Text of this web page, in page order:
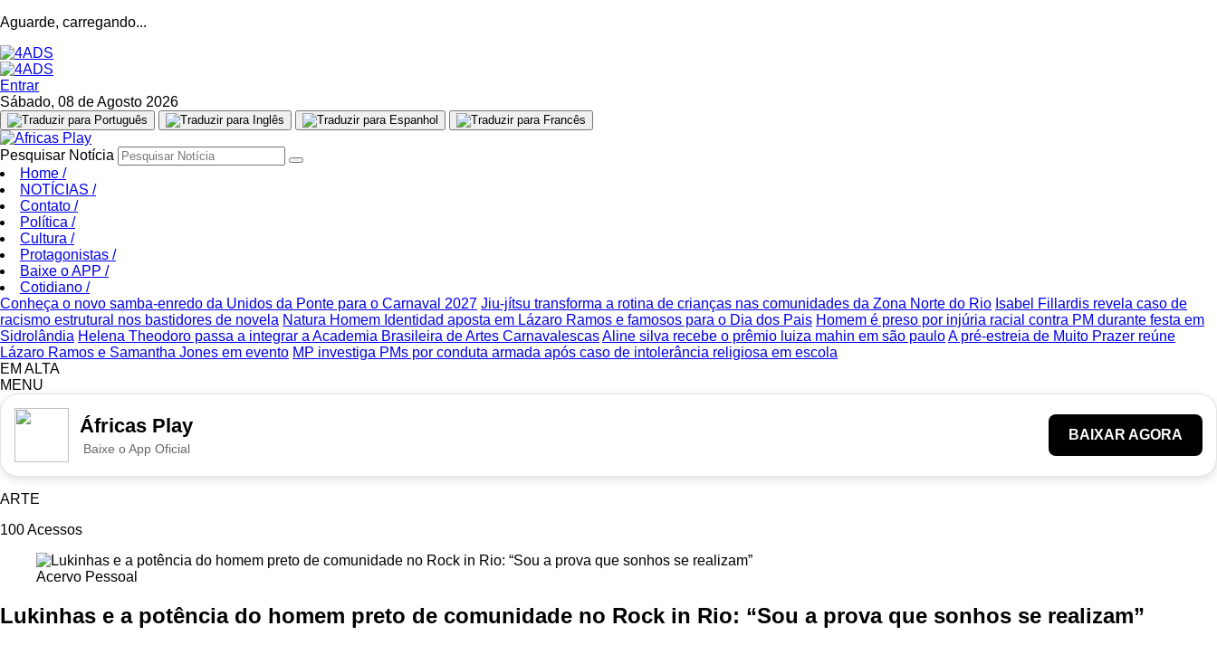
Aguarde, carregando...
Entrar
Sábado, 08 de Agosto 2026
Pesquisar Notícia
Home /
NOTÍCIAS /
Contato /
Política /
Cultura /
Protagonistas /
Baixe o APP /
Cotidiano /
Conheça o novo samba-enredo da Unidos da Ponte para o Carnaval 2027 Jiu-jítsu transforma a rotina de crianças nas comunidades da Zona Norte do Rio Isabel Fillardis revela caso de
racismo estrutural nos bastidores de novela Natura Homem Identidad aposta em Lázaro Ramos e famosos para o Dia dos Pais Homem é preso por injúria racial contra PM durante festa em
Sidrolândia Helena Theodoro passa a integrar a Academia Brasileira de Artes CarnavalescasAline silva recebe o prêmio luiza mahin em são pauloA pré-estreia de Muito Prazer reúne
Lázaro Ramos e Samantha Jones em evento MP investiga PMs por conduta armada após caso de intolerância religiosa em escola
EM ALTA
MENU
Áfricas Play
Baixe o App Oficial
BAIXAR AGORA
ARTE
100Acessos
Acervo Pessoal
Lukinhas e a potência do homem preto de comunidade no Rock in Rio: “Sou a prova que sonhos se realizam”